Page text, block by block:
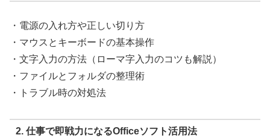
・電源の入れ方や正しい切り方
・マウスとキーボードの基本操作
・文字入力の方法（ローマ字入力のコツも解説）
・ファイルとフォルダの整理術
・トラブル時の対処法
2. 仕事で即戦力になるOfficeソフト活用法